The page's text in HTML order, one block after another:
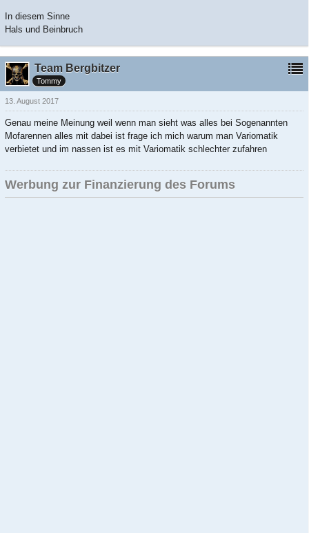
In diesem Sinne
Hals und Beinbruch
Team Bergbitzer
Tommy
13. August 2017
Genau meine Meinung weil wenn man sieht was alles bei Sogenannten
Mofarennen alles mit dabei ist frage ich mich warum man Variomatik
verbietet und im nassen ist es mit Variomatik schlechter zufahren
Werbung zur Finanzierung des Forums